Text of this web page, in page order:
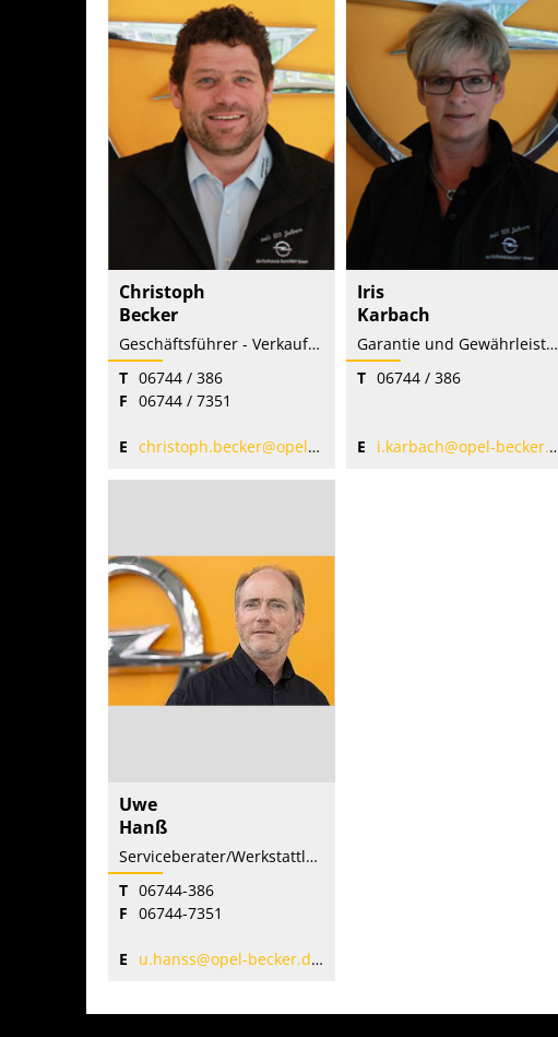
Christoph
Becker
Geschäftsführer - Verkaufsleiter Neuwagen - KFZ-Meister
T 06744 / 386
F 06744 / 7351
E christoph.becker@opel-becker.de
Iris
Karbach
Garantie und Gewährleistung - Kundeninformation & Service
T 06744 / 386
E i.karbach@opel-becker.de
Uwe
Hanß
Serviceberater/Werkstattleiter
T 06744-386
F 06744-7351
E u.hanss@opel-becker.de